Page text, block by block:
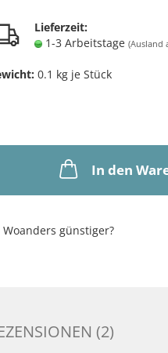
Lieferzeit:
1-3 Arbeitstage (Ausland
0.1 kg je Stück
In den
Woanders günstiger?
(2)